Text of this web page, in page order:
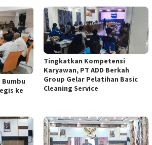
Bumbu
ke
Tingkatkan Kompetensi
Karyawan, PT ADD Berkah
Group Gelar Pelatihan Basic
Cleaning Service